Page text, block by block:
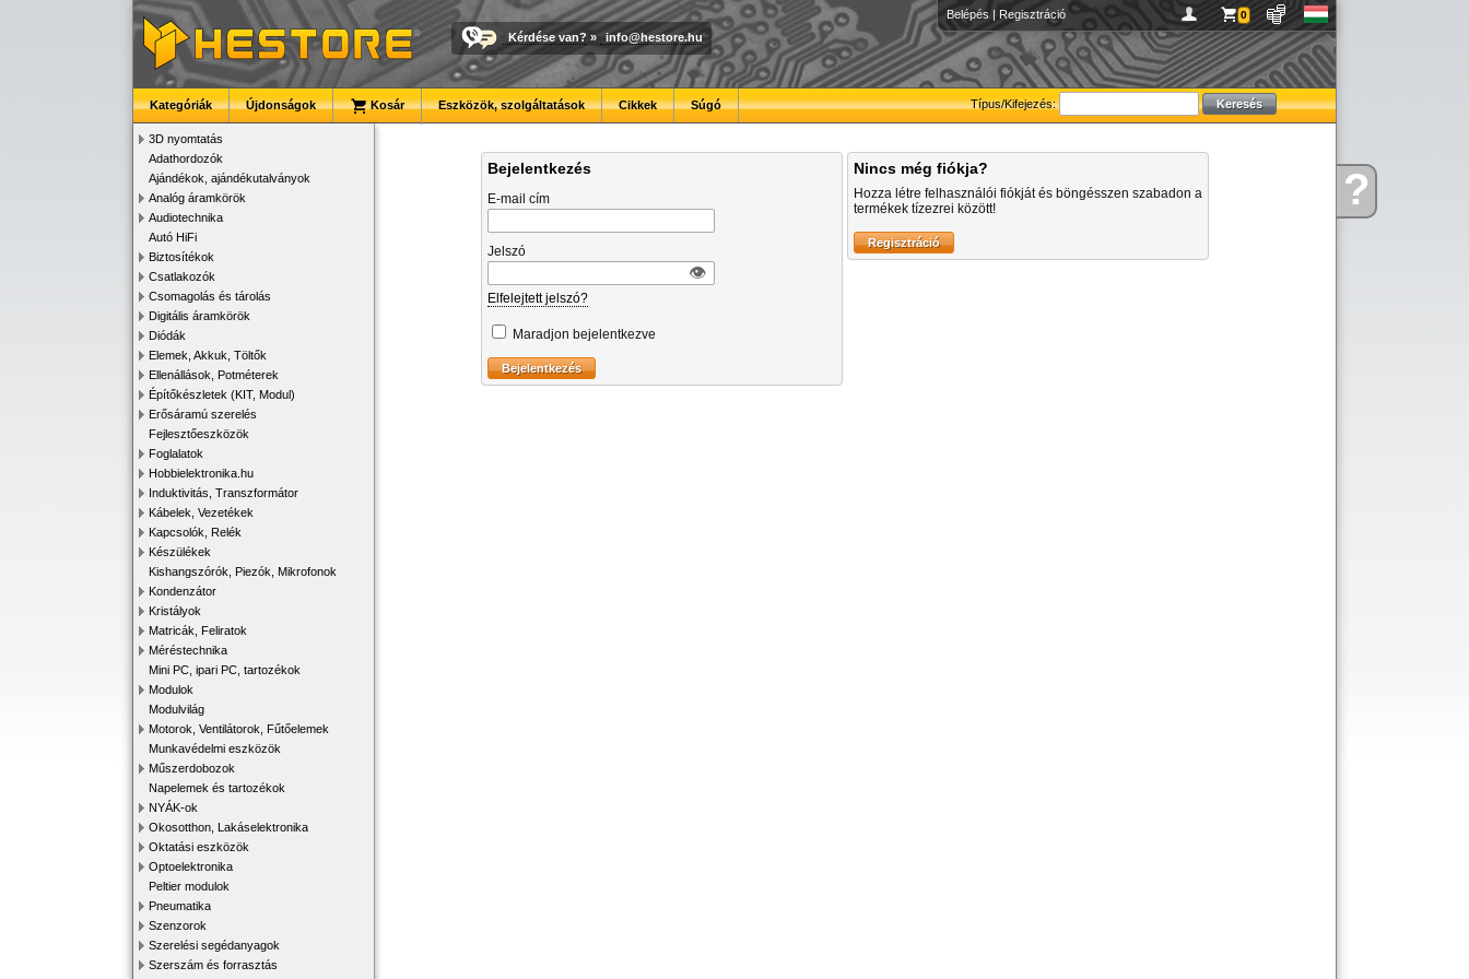
Kérdése?
Belépés | Regisztráció 0
Kérdése van? » info@hestore.hu
Típus/Kifejezés:
Kategóriák Újdonságok Kosár Eszközök, szolgáltatások Cikkek Súgó
3D nyomtatás
Adathordozók
Ajándékok, ajándékutalványok
Analóg áramkörök
Audiotechnika
Autó HiFi
Biztosítékok
Csatlakozók
Csomagolás és tárolás
Digitális áramkörök
Diódák
Elemek, Akkuk, Töltők
Ellenállások, Potméterek
Építőkészletek (KIT, Modul)
Erősáramú szerelés
Fejlesztőeszközök
Foglalatok
Hobbielektronika.hu
Induktivitás, Transzformátor
Kábelek, Vezetékek
Kapcsolók, Relék
Készülékek
Kishangszórók, Piezók, Mikrofonok
Kondenzátor
Kristályok
Matricák, Feliratok
Méréstechnika
Mini PC, ipari PC, tartozékok
Modulok
Modulvilág
Motorok, Ventilátorok, Fűtőelemek
Munkavédelmi eszközök
Műszerdobozok
Napelemek és tartozékok
NYÁK-ok
Okosotthon, Lakáselektronika
Oktatási eszközök
Optoelektronika
Peltier modulok
Pneumatika
Szenzorok
Szerelési segédanyagok
Szerszám és forrasztás
Bejelentkezés
E-mail cím
Jelszó
👁︎
Elfelejtett jelszó?
Maradjon bejelentkezve
Nincs még fiókja?
Hozza létre felhasználói fiókját és böngésszen szabadon a
termékek tízezrei között!